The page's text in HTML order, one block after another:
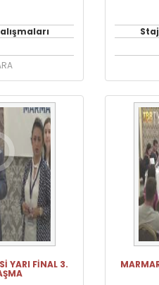
YARI FİNAL 3.